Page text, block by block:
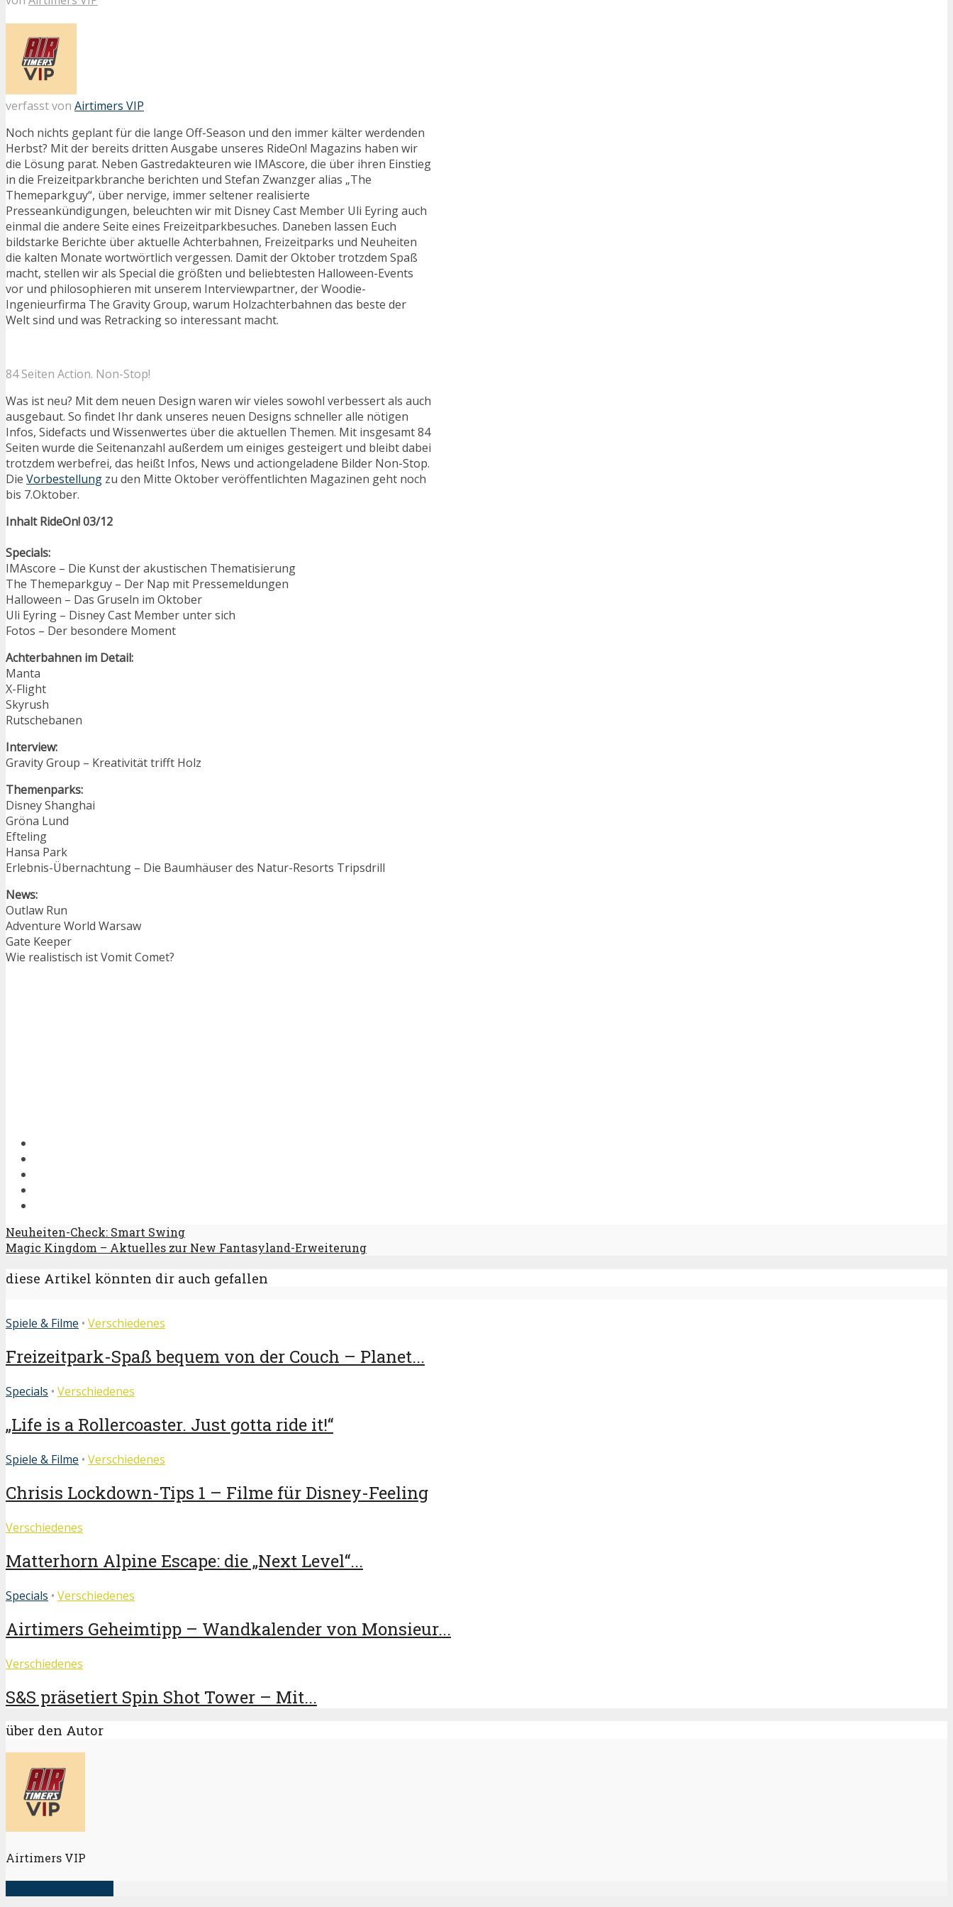
verfasst von Airtimers VIP
Noch nichts geplant für die lange Off-Season und den immer kälter werdenden
Herbst? Mit der bereits dritten Ausgabe unseres RideOn! Magazins haben wir
die Lösung parat. Neben Gastredakteuren wie IMAscore, die über ihren Einstieg
in die Freizeitparkbranche berichten und Stefan Zwanzger alias „The
Themeparkguy“, über nervige, immer seltener realisierte
Presseankündigungen, beleuchten wir mit Disney Cast Member Uli Eyring auch
einmal die andere Seite eines Freizeitparkbesuches. Daneben lassen Euch
bildstarke Berichte über aktuelle Achterbahnen, Freizeitparks und Neuheiten
die kalten Monate wortwörtlich vergessen. Damit der Oktober trotzdem Spaß
macht, stellen wir als Special die größten und beliebtesten Halloween-Events
vor und philosophieren mit unserem Interviewpartner, der Woodie-
Ingenieurfirma The Gravity Group, warum Holzachterbahnen das beste der
Welt sind und was Retracking so interessant macht.
84 Seiten Action. Non-Stop!
Was ist neu? Mit dem neuen Design waren wir vieles sowohl verbessert als auch
ausgebaut. So findet Ihr dank unseres neuen Designs schneller alle nötigen
Infos, Sidefacts und Wissenwertes über die aktuellen Themen. Mit insgesamt 84
Seiten wurde die Seitenanzahl außerdem um einiges gesteigert und bleibt dabei
trotzdem werbefrei, das heißt Infos, News und actiongeladene Bilder Non-Stop.
Die Vorbestellung zu den Mitte Oktober veröffentlichten Magazinen geht noch
bis 7.Oktober.
Inhalt RideOn! 03/12
Specials:
IMAscore – Die Kunst der akustischen Thematisierung
The Themeparkguy – Der Nap mit Pressemeldungen
Halloween – Das Gruseln im Oktober
Uli Eyring – Disney Cast Member unter sich
Fotos – Der besondere Moment
Achterbahnen im Detail:
Manta
X-Flight
Skyrush
Rutschebanen
Interview:
Gravity Group – Kreativität trifft Holz
Themenparks:
Disney Shanghai
Gröna Lund
Efteling
Hansa Park
Erlebnis-Übernachtung – Die Baumhäuser des Natur-Resorts Tripsdrill
News:
Outlaw Run
Adventure World Warsaw
Gate Keeper
Wie realistisch ist Vomit Comet?
Neuheiten-Check: Smart Swing
Magic Kingdom – Aktuelles zur New Fantasyland-Erweiterung
diese Artikel könnten dir auch gefallen
Spiele & Filme • Verschiedenes
Freizeitpark-Spaß bequem von der Couch – Planet...
Specials • Verschiedenes
„Life is a Rollercoaster. Just gotta ride it!“
Spiele & Filme • Verschiedenes
Chrisis Lockdown-Tips 1 – Filme für Disney-Feeling
Verschiedenes
Matterhorn Alpine Escape: die „Next Level“...
Specials • Verschiedenes
Airtimers Geheimtipp – Wandkalender von Monsieur...
Verschiedenes
S&S präsetiert Spin Shot Tower – Mit...
über den Autor
Airtimers VIP